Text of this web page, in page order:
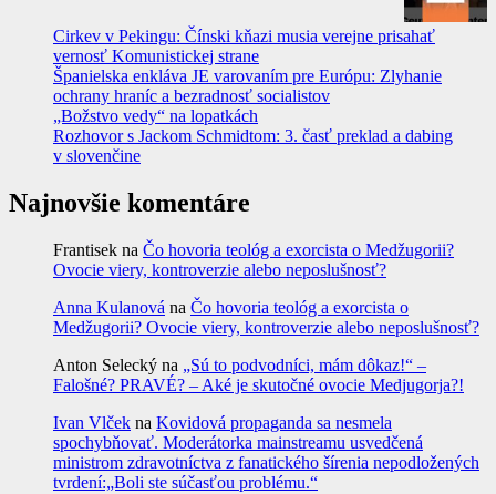
Cirkev v Pekingu: Čínski kňazi musia verejne prisahať
vernosť Komunistickej strane
Španielska enkláva JE varovaním pre Európu: Zlyhanie
ochrany hraníc a bezradnosť socialistov
„Božstvo vedy“ na lopatkách
Rozhovor s Jackom Schmidtom: 3. časť preklad a dabing
v slovenčine
Najnovšie komentáre
Frantisek na Čo hovoria teológ a exorcista o Medžugorii?
Ovocie viery, kontroverzie alebo neposlušnosť?
Anna Kulanová na Čo hovoria teológ a exorcista o
Medžugorii? Ovocie viery, kontroverzie alebo neposlušnosť?
Anton Selecký na „Sú to podvodníci, mám dôkaz!“ –
Falošné? PRAVÉ? – Aké je skutočné ovocie Medjugorja?!
Ivan Vlček na Kovidová propaganda sa nesmela
spochybňovať. Moderátorka mainstreamu usvedčená
ministrom zdravotníctva z fanatického šírenia nepodložených
tvrdení:„Boli ste súčasťou problému.“